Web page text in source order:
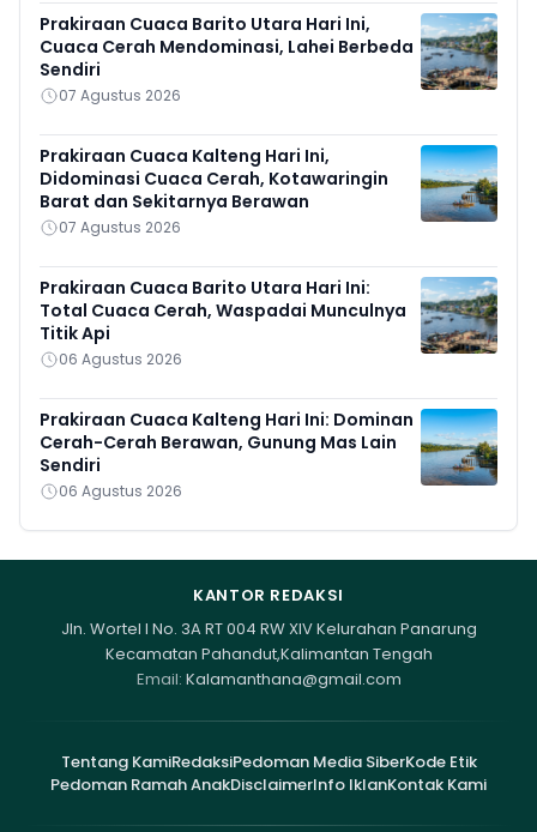
Prakiraan Cuaca Barito Utara Hari Ini,
Cuaca Cerah Mendominasi, Lahei Berbeda
Sendiri
07 Agustus 2026
Prakiraan Cuaca Kalteng Hari Ini,
Didominasi Cuaca Cerah, Kotawaringin
Barat dan Sekitarnya Berawan
07 Agustus 2026
Prakiraan Cuaca Barito Utara Hari Ini:
Total Cuaca Cerah, Waspadai Munculnya
Titik Api
06 Agustus 2026
Prakiraan Cuaca Kalteng Hari Ini: Dominan
Cerah-Cerah Berawan, Gunung Mas Lain
Sendiri
06 Agustus 2026
KANTOR REDAKSI
Jln. Wortel I No. 3A RT 004 RW XIV Kelurahan Panarung
Kecamatan Pahandut,Kalimantan Tengah
Email: Kalamanthana@gmail.com
Tentang KamiRedaksiPedoman Media SiberKode Etik
Pedoman Ramah AnakDisclaimerInfo IklanKontak Kami